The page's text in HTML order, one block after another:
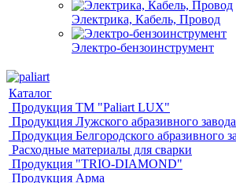
Электрика, Кабель, Провод
Электро-бензоинструмент
Каталог
Продукция ТМ "Paliart LUX"
Продукция Лужского абразивного завода
Продукция Белгородского абразивного
Расходные материалы для сварки
Продукция "TRIO-DIAMOND"
Продукция Арма